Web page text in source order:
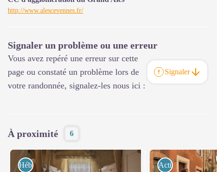
http://www.alescevennes.fr/
Signaler un problème ou une erreur
Vous avez repéré une erreur sur cette
page ou constaté un problème lors de
votre randonnée, signalez-les nous ici :
Signaler
À proximité 6
Hébergements Activités de pleine